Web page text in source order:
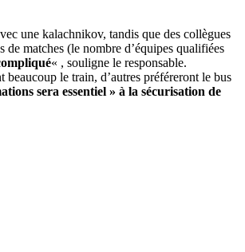
une kalachnikov, tandis que des collègues
de matches (le nombre d’équipes qualifiées
« , souligne le responsable.
le train, d’autres préféreront le bus
sera essentiel » à la sécurisation de